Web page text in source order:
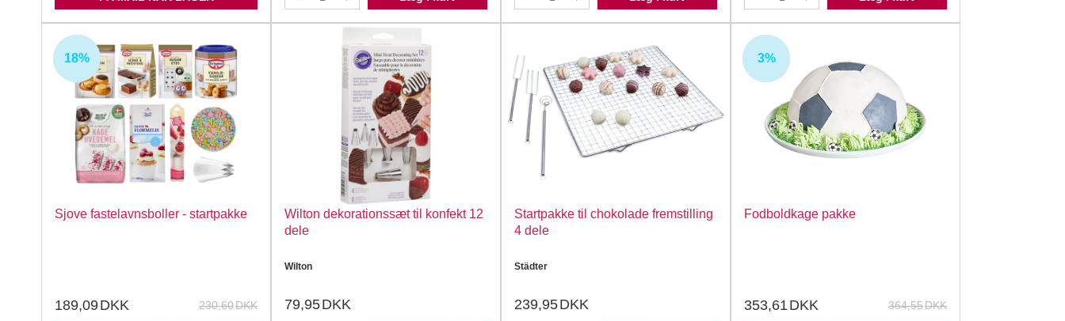
UDSOLGT
18%
Sjove fastelavnsboller - startpakke
230,60DKK
189,09DKK
Wilton dekorationssæt til konfekt 12
dele
Wilton
79,95DKK
Startpakke til chokolade fremstilling
4 dele
Städter
239,95DKK
UDSOLGT
3%
Fodboldkage pakke
364,55DKK
353,61DKK